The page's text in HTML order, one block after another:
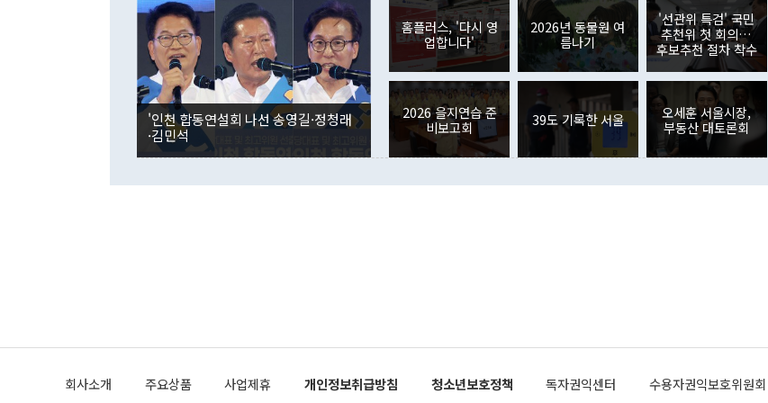
며 "정부 차원에서 (참석을) 검토하고 있다"고 발언한 데 대해서도 조 장관
은 "그것은 외교부의 몫"이라며 "아직 거기까지 진도가 나가지 않았다"고
잘랐다. 정 장관이 이날 소개한 대북 구상과 설명은 정부 내 조율을 거치지
않았다는 점에서 문제가 있다. 특히 주적 표현 대체와 국호 사용, 9·19 군
사합의 복원, 4자회담 추진 등은 통일부 장관이 결정할 사안이 아니어서 월
권이라는 지적이 나오고 있다. 이 대통령은 정 장관의 업무보고를 듣고 난
뒤 "여기 업무보고에 발표했다고 승인난 건 아니다"라고 재차 확인했다. 정
부의 한 소식통은 "정 장관의 발언 내용은 대부분 국가안전보장회의(NSC)
를 거쳐 결정된 사안이 아닌 정 장관의 개인적 생각에 가깝다"며 "안보 관
련 부처 장관이 정부의 공식 정책이 아닌 사안을 추진하겠다고 업무보고를
하고 대통령의 면전에서 '국군통수권자가 나서야 한다'고 주장한 것은 심각
이나 미국은 북한에 선비핵화를 공식적으로 요구한 적이 없기 때문이다. 지
공하는 방식으로 이뤄졌다. 1994년 북·미 제네바 기본합의는 핵시설 동결
인의 해외투자가 80억1000만달러, 외국인의 국내투자가 46억3000만달러
각각 증가했다. 증권투자에서는 외국인의 국내 주식 매도세가 이어졌다. 외
국인의 국내 주식 투자는 차익실현 매도 등의 영향으로 316억1000만달러
감소하며 전월(-310억5000만달러)에 이어 역대 최대 순매도 기록을 다시
경신했다. 외국인의 국내 채권투자는 세계국채지수(WGBI) 자금 유입에도
분기 말 만기도래 영향으로 증가 폭이 줄어든 52억9000만달러를 기록했
다. 내국인의 해외 증권투자는 주식을 중심으로 35억6000만달러 증가했
다. eoyn2@newspim.com
'인천 합동연설회 나선 송영길·정청래
·김민석
홈플러스, '다시 영
업합니다'
2026년 동물원 여
름나기
'선관위 특검' 국민
추천위 첫 회의…
후보추천 절차 착수
2026 을지연습 준
비보고회
39도 기록한 서울
오세훈 서울시장,
부동산 대토론회
회사소개 주요상품 사업제휴 개인정보취급방침 청소년보호정책 독자권익센터 수용자권익보호위원회